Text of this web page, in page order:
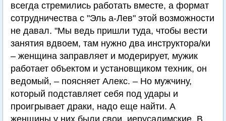
всегда стремились работать вместе, а формат
сотрудничества с "Эль а-Лев" этой возможности
не давал. "Мы ведь пришли туда, чтобы вести
занятия вдвоем, там нужно два инструктора/ки
– женщина заправляет и модерирует, мужик
работает объектом и установщиком техник, он
ведомый, – поясняет Алекс. – Но мужчину,
который подставляет себя под удары и
проигрывает драки, надо еще найти. А